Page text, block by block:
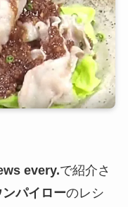
every.で紹介さ
パイローのレシ